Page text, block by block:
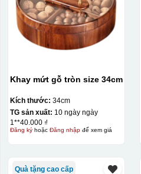
Khay mứt gỗ tròn size 34cm
Kích thước: 34cm
TG sản xuất: 10 ngày ngày
1**40.000 ₫
Đăng kýhoặc Đăng nhậpđể xem giá
Quà tặng cao cấp